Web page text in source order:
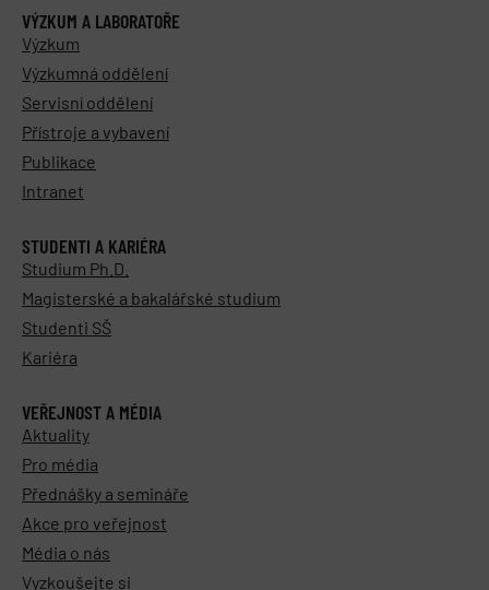
VÝZKUM A LABORATOŘE
Výzkum
Výzkumná oddělení
Servisní oddělení
Přístroje a vybavení
Publikace
Intranet
STUDENTI A KARIÉRA
Studium Ph.D.
Magisterské a bakalářské studium
Studenti SŠ
Kariéra
VEŘEJNOST A MÉDIA
Aktuality
Pro média
Přednášky a semináře
Akce pro veřejnost
Média o nás
Vyzkoušejte si